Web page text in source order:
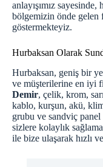
anlayışımız sayesinde,
bölgemizin önde gelen
göstermekteyiz.
Hurbaksan Olarak
Hurbaksan, geniş bir
ve müşterilerine en iyi
Demir, çelik, krom,
kablo, kurşun, akü,
grubu ve sandviç panel
sizlere kolaylık
ile bize ulaşarak hızlı